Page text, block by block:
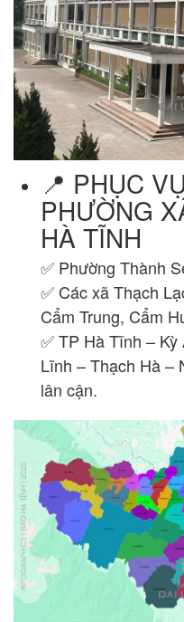
📍 PHỤC
PHƯỜNG
HÀ TĨNH
✅ Phường Thành
✅ Các xã Thạch
Cẩm Trung, Cẩm
✅ TP Hà Tĩnh –
Lĩnh – Thạch Hà –
lân cận.